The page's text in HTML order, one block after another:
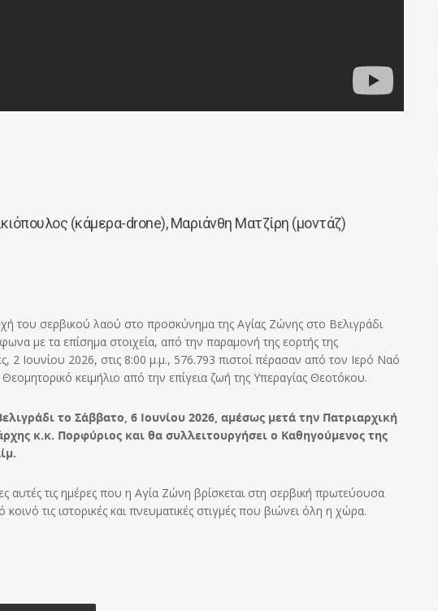
(κάμερα-drone), Μαριάνθη Ματζίρη (μοντάζ)
του σερβικού λαού στο προσκύνημα της Αγίας Ζώνης στο Βελιγράδι
με τα επίσημα στοιχεία, από την παραμονή της εορτής της
2 Ιουνίου 2026, στις 8:00 μ.μ., 576.793 πιστοί πέρασαν από τον Ιερό Ναό
κειμήλιο από την επίγεια ζωή της Υπεραγίας Θεοτόκου.
το Σάββατο, 6 Ιουνίου 2026, αμέσως μετά την Πατριαρχική
κ.κ. Πορφύριος και θα συλλειτουργήσει ο Καθηγούμενος της
τις ημέρες που η Αγία Ζώνη βρίσκεται στη σερβική πρωτεύουσα
τις ιστορικές και πνευματικές στιγμές που βιώνει όλη η χώρα.